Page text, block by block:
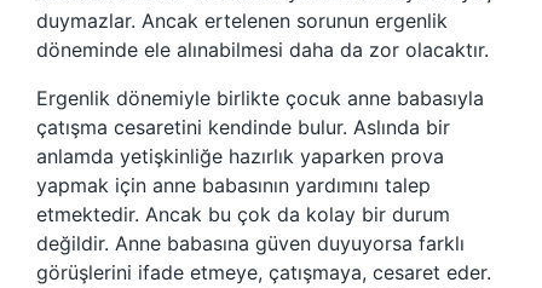
duymazlar. Ancak ertelenen sorunun ergenlik
döneminde ele alınabilmesi daha da zor olacaktır.
Ergenlik dönemiyle birlikte çocuk anne babasıyla
çatışma cesaretini kendinde bulur. Aslında bir
anlamda yetişkinliğe hazırlık yaparken prova
yapmak için anne babasının yardımını talep
etmektedir. Ancak bu çok da kolay bir durum
değildir. Anne babasına güven duyuyorsa farklı
görüşlerini ifade etmeye, çatışmaya, cesaret eder.